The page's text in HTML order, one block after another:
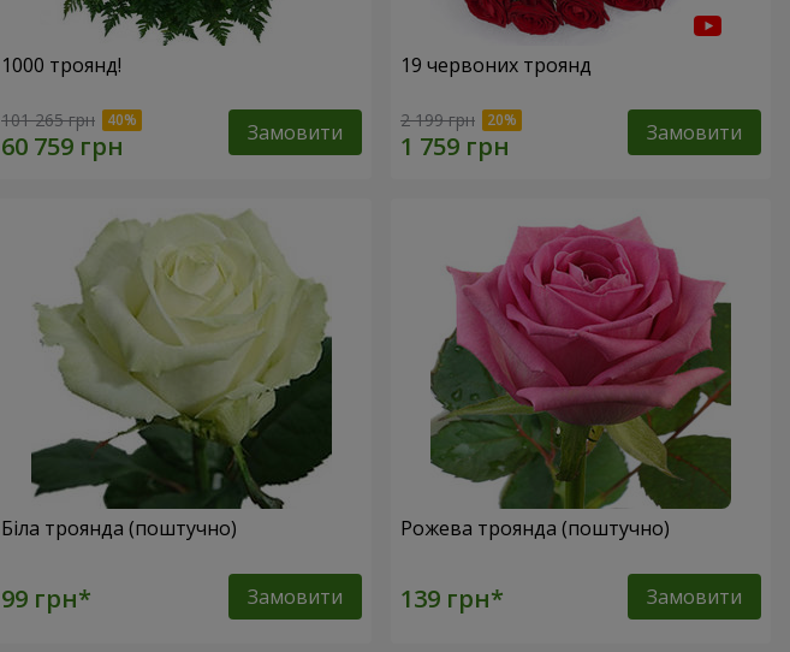
1000 троянд!
101 265 грн Замовити
19 червоних троянд
2 199 грн Замовити
Біла троянда (поштучно)
Замовити
Рожева троянда (поштучно)
Замовити